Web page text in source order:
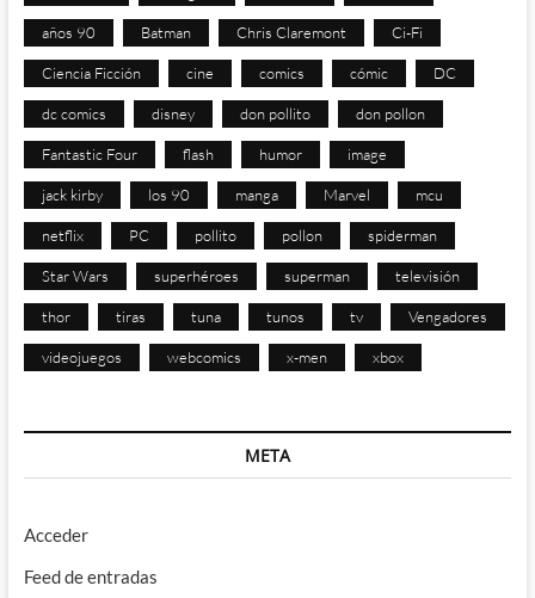
años 90 Batman Chris Claremont Ci-Fi
Ciencia Ficción cine comics cómic DC
dc comics disney don pollito don pollon
Fantastic Four flash humor image
jack kirby los 90 manga Marvel mcu
netflix PC pollito pollon spiderman
Star Wars superhéroes superman televisión
thor tiras tuna tunos tv Vengadores
videojuegos webcomics x-men xbox
META
Acceder
Feed de entradas